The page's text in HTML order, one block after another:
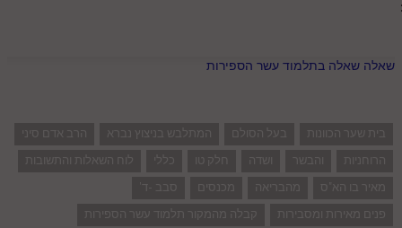
שאלה שאלה בתלמוד עשר הספירות
בית שער הכוונות בעל הסולם המתלבש בניצוץ נברא
הרב אדם סיני
הרוחניות
והבשר ושדה חלק טו כללי
לוח השאלות והתשובות
מאיר בו הא"ס
מהבריאה מכנסים
סבב -ד'
פנים מאירות ומסבירות
קבלה מהמקור תלמוד עשר הספירות